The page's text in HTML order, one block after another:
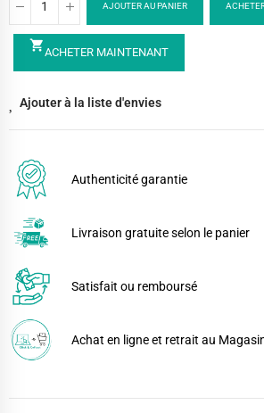
AJOUTER AU PANIER
shopping_cartACHETER MAINTENANT
Ajouter à la liste d'envies
Authenticité garantie
Livraison gratuite selon le panier
Satisfait ou remboursé
Achat en ligne et retrait au